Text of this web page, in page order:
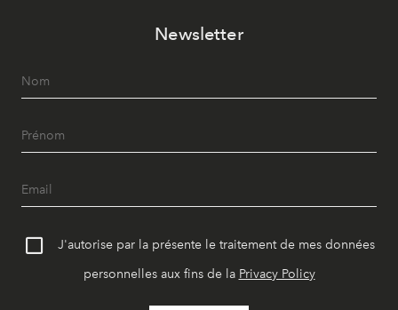
Newsletter
J'autorise par la présente le traitement de mes données
personnelles aux fins de la Privacy Policy